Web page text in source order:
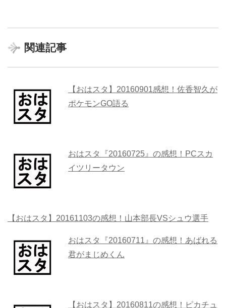
関連記事
【おはスタ】20160901感想！佐香智久が
ポケモンGO語る
おはスタ『20160725』の感想！PCスカ
イツリータウン
【おはスタ】20161103の感想！山本部長VSシュウ選手
おはスタ『20160711』の感想！あばれる
君がまじめくん
【おはスタ】20160811の感想！ピカチュ